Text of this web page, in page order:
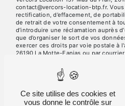
contact@vercors-location-btp.fr.
rectification, d’effacement, de
de retrait de votre consentement à
d’introduire une réclamation auprès
que d’organiser le sort de vos
exercer ces droits par voie postale à
26190 La Motte-Fanjas ou par
contact@vercors-location-btp.fr. Un
être demandé. Nous conservons
prise de contact puis pendant la
fins probatoires et de gestion des
vous inscrire sur la liste d'opposition
disponible à cette adresse:
Ce site utilise des cookies et
vous donne le contrôle sur